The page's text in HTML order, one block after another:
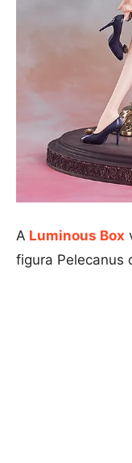
A Luminous Box
figura Pelecanus